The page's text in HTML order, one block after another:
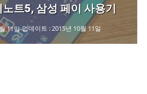
트5, 삼성 페이 사용기
11일 업데이트 :2015년 10월 11일